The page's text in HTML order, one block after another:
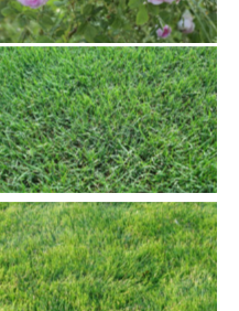
Cynodon dactylon —
Rumput Bermuda
(grassmata.com)
Zoysia japonica —
Rumput Jepang